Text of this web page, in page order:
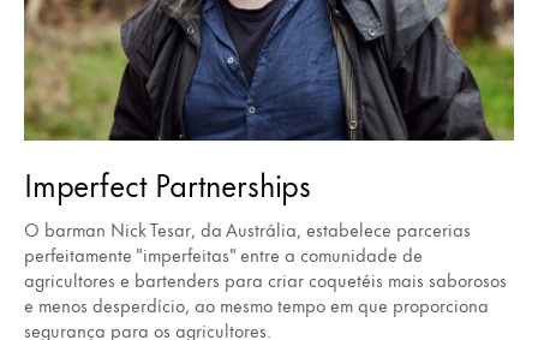
Imperfect Partnerships
O barman Nick Tesar, da Austrália, estabelece parcerias
perfeitamente "imperfeitas" entre a comunidade de
agricultores e bartenders para criar coquetéis mais saborosos
e menos desperdício, ao mesmo tempo em que proporciona
segurança para os agricultores.